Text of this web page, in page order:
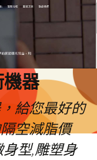
器
給您最好的
空減脂價
型,雕塑身